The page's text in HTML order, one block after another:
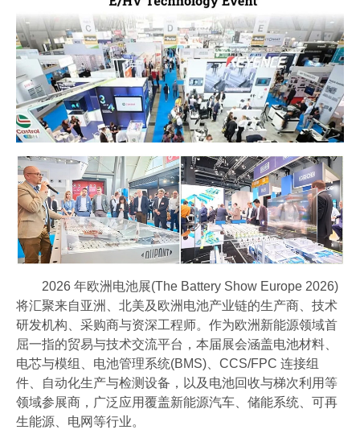
2026 年欧洲电池展(The Battery Show Europe 2026)
将汇聚来自亚洲、北美及欧洲电池产业链的生产商、技术
研发机构、采购商与资深工程师。作为欧洲新能源领域首
屈一指的贸易与技术交流平台，本届展会涵盖电池材料、
电芯与模组、电池管理系统(BMS)、CCS/FPC 连接组
件、自动化生产与检测设备，以及电池回收与梯次利用等
领域参展商，广泛应用覆盖新能源汽车、储能系统、可再
生能源、电网等行业。